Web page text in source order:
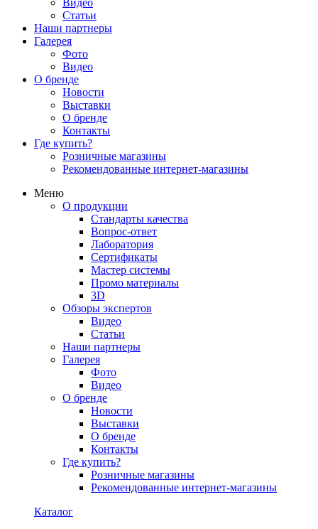
Видео
Статьи
Наши партнеры
Галерея
Фото
Видео
О бренде
Новости
Выставки
О бренде
Контакты
Где купить?
Розничные магазины
Рекомендованные интернет-магазины
Меню
О продукции
Стандарты качества
Вопрос-ответ
Лаборатория
Сертификаты
Мастер системы
Промо материалы
3D
Обзоры экспертов
Видео
Статьи
Наши партнеры
Галерея
Фото
Видео
О бренде
Новости
Выставки
О бренде
Контакты
Где купить?
Розничные магазины
Рекомендованные интернет-магазины
Каталог